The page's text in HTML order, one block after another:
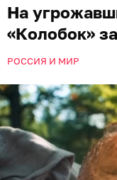
На
«Колобок»
РОССИЯ И МИР